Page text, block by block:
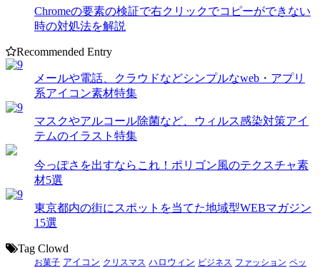
Chromeの要素の検証で右クリックでコピーができない
時の対処法を解説
Recommended Entry
メールや電話、クラウドなどシンプルなweb・アプリ
系アイコン素材特集
マスクやアルコール除菌など、ウィルス感染対策アイ
テムのイラスト特集
今っぽさを出すならこれ！ポリゴン風のテクスチャ素
材5選
東京都内の街にスポットを当てた地域型WEBマガジン
15選
Tag Clowd
お菓子 アイコン クリスマス ハロウィン ビジネス ファッション ペッ